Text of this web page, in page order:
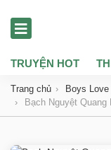
TRUYỆN HOT
Trang chủ
Boys Love
Bạch Nguyệt Quang